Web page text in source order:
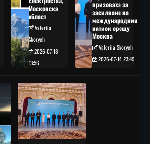
Московска
област
Valeriia
Skorych
2026-07-18
13:56
призоваха за
засилване на
международния
натиск срещу
Москва
Valeriia Skorych
2026-07-16 23:49